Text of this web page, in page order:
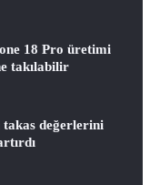
18 Pro üretimi
takılabilir
takas değerlerini